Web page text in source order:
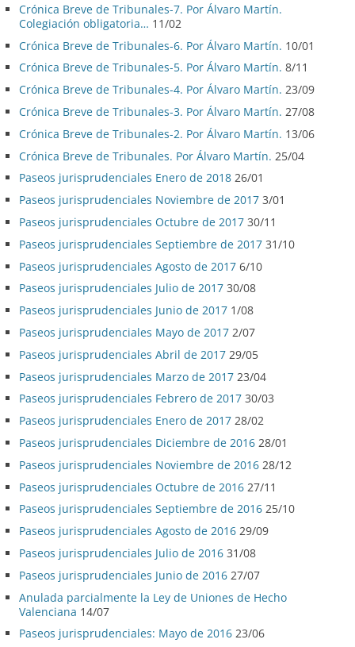
Crónica Breve de Tribunales-7. Por Álvaro Martín.
Colegiación obligatoria… 11/02
Crónica Breve de Tribunales-6. Por Álvaro Martín. 10/01
Crónica Breve de Tribunales-5. Por Álvaro Martín. 8/11
Crónica Breve de Tribunales-4. Por Álvaro Martín. 23/09
Crónica Breve de Tribunales-3. Por Álvaro Martín. 27/08
Crónica Breve de Tribunales-2. Por Álvaro Martín. 13/06
Crónica Breve de Tribunales. Por Álvaro Martín. 25/04
Paseos jurisprudenciales Enero de 2018 26/01
Paseos jurisprudenciales Noviembre de 2017 3/01
Paseos jurisprudenciales Octubre de 2017 30/11
Paseos jurisprudenciales Septiembre de 2017 31/10
Paseos jurisprudenciales Agosto de 2017 6/10
Paseos jurisprudenciales Julio de 2017 30/08
Paseos jurisprudenciales Junio de 2017 1/08
Paseos jurisprudenciales Mayo de 2017 2/07
Paseos jurisprudenciales Abril de 2017 29/05
Paseos jurisprudenciales Marzo de 2017 23/04
Paseos jurisprudenciales Febrero de 2017 30/03
Paseos jurisprudenciales Enero de 2017 28/02
Paseos jurisprudenciales Diciembre de 2016 28/01
Paseos jurisprudenciales Noviembre de 2016 28/12
Paseos jurisprudenciales Octubre de 2016 27/11
Paseos jurisprudenciales Septiembre de 2016 25/10
Paseos jurisprudenciales Agosto de 2016 29/09
Paseos jurisprudenciales Julio de 2016 31/08
Paseos jurisprudenciales Junio de 2016 27/07
Anulada parcialmente la Ley de Uniones de Hecho
Valenciana 14/07
Paseos jurisprudenciales: Mayo de 2016 23/06